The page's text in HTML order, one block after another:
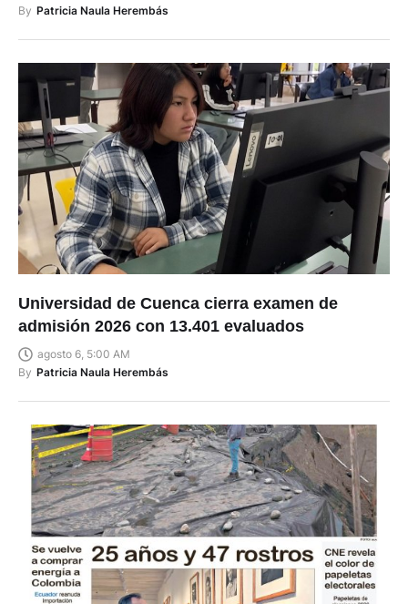
By Patricia Naula Herembás
Universidad de Cuenca cierra examen de
admisión 2026 con 13.401 evaluados
agosto 6, 5:00 AM
By Patricia Naula Herembás